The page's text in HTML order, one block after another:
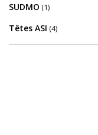
SUDMO (1)
Têtes ASI (4)